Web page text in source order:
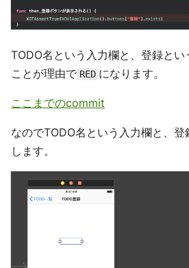
TODO名という入力欄と、登録と
ことが理由で RED になります。
ここまでのcommit
なのでTODO名という入力欄と、
します。